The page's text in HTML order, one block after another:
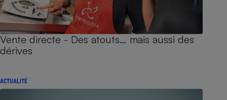
Vente directe - Des atouts… mais aussi des
dérives
ACTUALITÉ